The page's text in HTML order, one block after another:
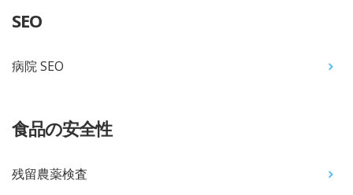
SEO
病院 SEO
食品の安全性
残留農薬検査